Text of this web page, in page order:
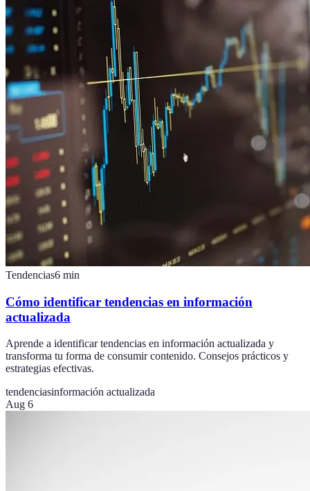
Tendencias6 min
Cómo identificar tendencias en información
actualizada
Aprende a identificar tendencias en información actualizada y
transforma tu forma de consumir contenido. Consejos prácticos y
estrategias efectivas.
tendenciasinformación actualizada
Aug 6